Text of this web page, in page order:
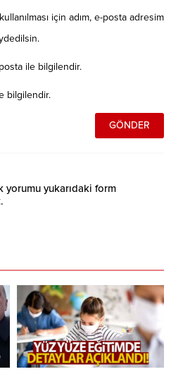
için adım, e-posta adresim
ile bilgilendir.
bilgilendir.
yorumu yukarıdaki form